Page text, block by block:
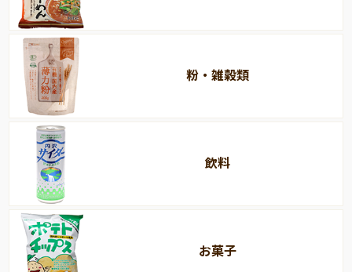
粉・雑穀類
飲料
お菓子